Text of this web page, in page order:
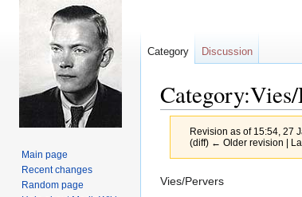
Category:Vies/
Revision as of 15:54, 27
(diff) ← Older revision |
Jump
Jump
Vies/Pervers
Category Discussion
Main page
Recent changes
Random page